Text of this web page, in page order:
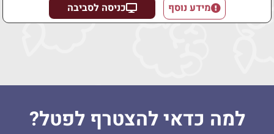
מידע נוסף כניסה לסביבה
למה כדאי להצטרף לפטל?